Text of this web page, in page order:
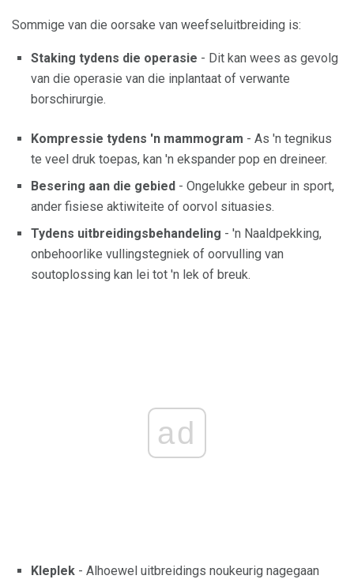
Sommige van die oorsake van weefseluitbreiding is:
Staking tydens die operasie - Dit kan wees as gevolg
van die operasie van die inplantaat of verwante
borschirurgie.
Kompressie tydens 'n mammogram - As 'n tegnikus
te veel druk toepas, kan 'n ekspander pop en dreineer.
Besering aan die gebied - Ongelukke gebeur in sport,
ander fisiese aktiwiteite of oorvol situasies.
Tydens uitbreidingsbehandeling - 'n Naaldpekking,
onbehoorlike vullingstegniek of oorvulling van
soutoplossing kan lei tot 'n lek of breuk.
ad
Kleplek - Alhoewel uitbreidings noukeurig nagegaan